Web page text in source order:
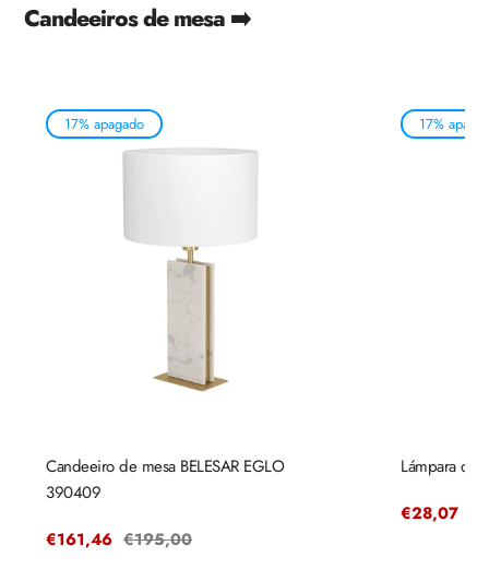
Candeeiros de mesa ➡️
17% apagado
Candeeiro de mesa BELESAR EGLO
390409
Precio
€161,46 Precio
€195,00
17%
Lámpara de
Precio
€28,07